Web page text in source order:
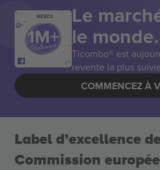
MERCI! Le
le monde.
Ticombo® est
revente la plus
COMMENCEZ À
Label d’excellence
Commission